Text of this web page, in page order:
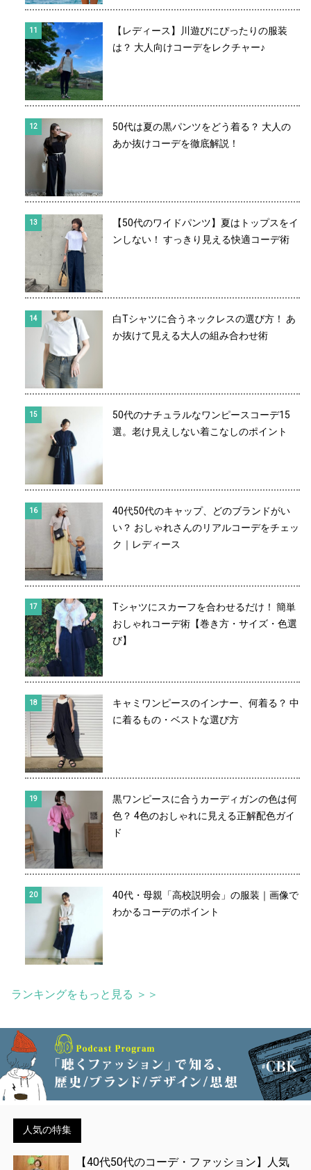
【レディース】川遊びにぴったりの服装
は？ 大人向けコーデをレクチャー♪
50代は夏の黒パンツをどう着る？ 大人の
あか抜けコーデを徹底解説！
【50代のワイドパンツ】夏はトップスをイ
ンしない！ すっきり見える快適コーデ術
白Tシャツに合うネックレスの選び方！ あ
か抜けて見える大人の組み合わせ術
50代のナチュラルなワンピースコーデ15
選。老け見えしない着こなしのポイント
40代50代のキャップ、どのブランドがい
い？ おしゃれさんのリアルコーデをチェッ
ク｜レディース
Tシャツにスカーフを合わせるだけ！ 簡単
おしゃれコーデ術【巻き方・サイズ・色選
び】
キャミワンピースのインナー、何着る？ 中
に着るもの・ベストな選び方
黒ワンピースに合うカーディガンの色は何
色？ 4色のおしゃれに見える正解配色ガイ
ド
40代・母親「高校説明会」の服装｜画像で
わかるコーデのポイント
ランキングをもっと見る ＞＞
人気の特集
【40代50代のコーデ・ファッション】人気